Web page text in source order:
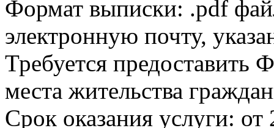
Формат выписки: .pdf
электронную почту,
Требуется
места жительства
Срок оказания услуги: от